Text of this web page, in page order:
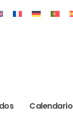
Calendario